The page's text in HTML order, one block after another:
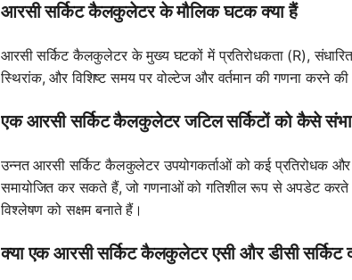
आरसी सर्किट कैलकुलेटर के मौलिक घटक क्या हैं
आरसी सर्किट कैलकुलेटर के मुख्य घटकों में प्रतिरोधकता (R),
स्थिरांक, और विशिष्ट समय पर वोल्टेज और वर्तमान की गणना करने
एक आरसी सर्किट कैलकुलेटर जटिल सर्किटों को कैसे
उन्नत आरसी सर्किट कैलकुलेटर उपयोगकर्ताओं को कई प्रतिरोधक
समायोजित कर सकते हैं, जो गणनाओं को गतिशील रूप से अपडेट
विश्लेषण को सक्षम बनाते हैं।
क्या एक आरसी सर्किट कैलकुलेटर एसी और डीसी सर्किट